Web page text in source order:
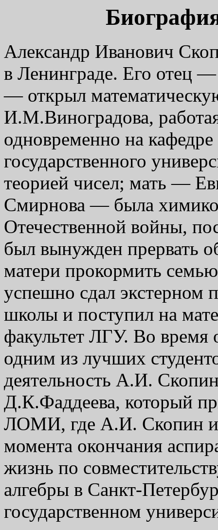
Александр Иванович
в Ленинграде. Его отец
— открыл
И.М.Виноградова,
одновременно на
государственного
теорией чисел; мать —
Смирнова — была
Отечественной войны,
был вынужден прервать
матери прокормить
успешно сдал экстерном
школы и поступил на
факультет ЛГУ. Во время
одним из лучших
деятельность А.И.
Д.К.Фаддеева, который
ЛОМИ, где А.И. Скопин и
момента окончания
жизнь по
алгебры в Санкт-
государственном